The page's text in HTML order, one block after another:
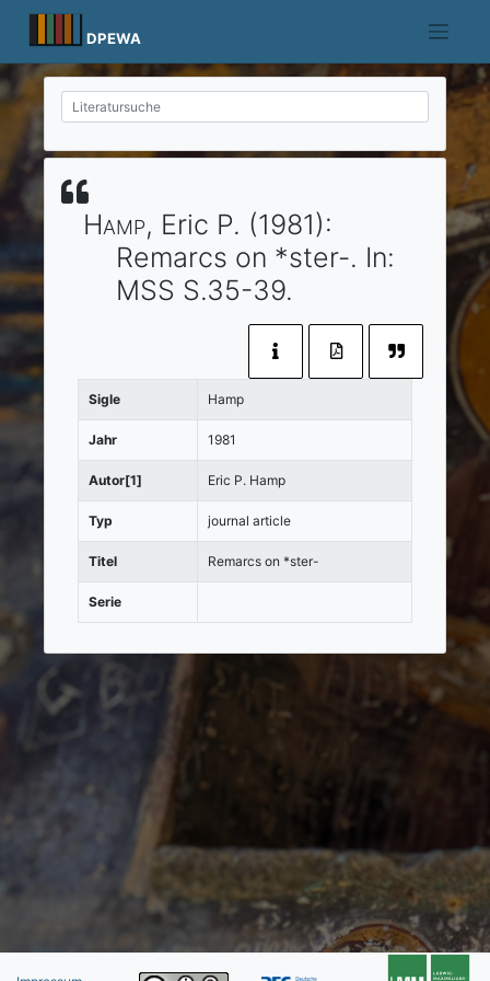
content
DPEWA
Hamp, Eric P. (1981):
Remarcs on *ster-. In:
MSS S.35-39.
Sigle Hamp
Jahr 1981
Autor[1] Eric P. Hamp
Typ journal article
Titel Remarcs on *ster-
Serie